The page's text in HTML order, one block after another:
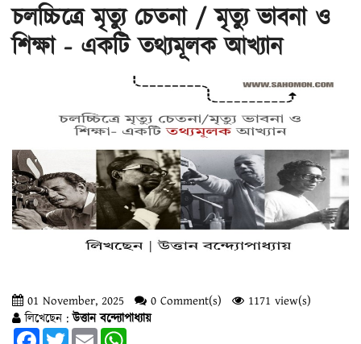
চলচ্চিত্রে মৃত্যু চেতনা / মৃত্যু ভাবনা ও
শিক্ষা - একটি তথ্যমূলক আখ্যান
01 November, 2025 0 Comment(s)
1171 view(s)
লিখেছেন :উত্তান বন্দ্যোপাধ্যায়
FacebookTwitterEmail